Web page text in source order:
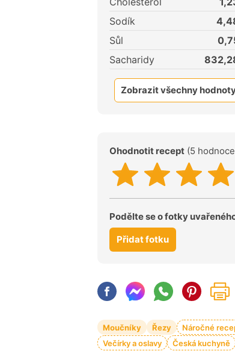
Sodík
Sůl
Sacharidy
Zobrazit všechny
Ohodnotit recept (5
Podělte se o fotky
Přidat fotku
Moučníky Řezy Náročné
Večírky a oslavy
Česká kuchyně